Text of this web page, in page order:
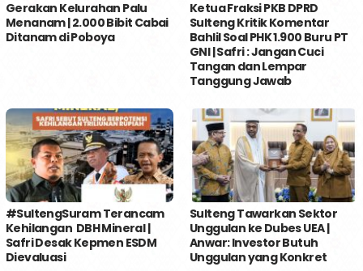
Gerakan Kelurahan Palu
Menanam | 2.000 Bibit Cabai
Ditanam di Poboya
Ketua Fraksi PKB DPRD
Sulteng Kritik Komentar
Bahlil Soal PHK 1.900 Buru PT
GNI | Safri : Jangan Cuci
Tangan dan Lempar
Tanggung Jawab
#SultengSuram Terancam
Kehilangan DBH Mineral |
Safri Desak Kepmen ESDM
Dievaluasi
Sulteng Tawarkan Sektor
Unggulan ke Dubes UEA |
Anwar: Investor Butuh
Unggulan yang Konkret